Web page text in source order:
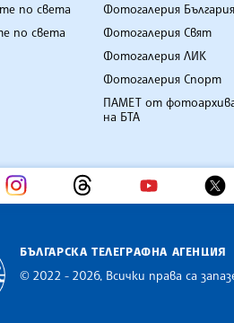
по света
по света
Фотогалерия България
Фотогалерия Свят
Фотогалерия ЛИК
Фотогалерия Спорт
ПАМЕТ от
на БТА
БЪЛГАРСКА ТЕЛЕГРАФНА АГЕНЦИЯ
© 2022 - 2026, Всички права са